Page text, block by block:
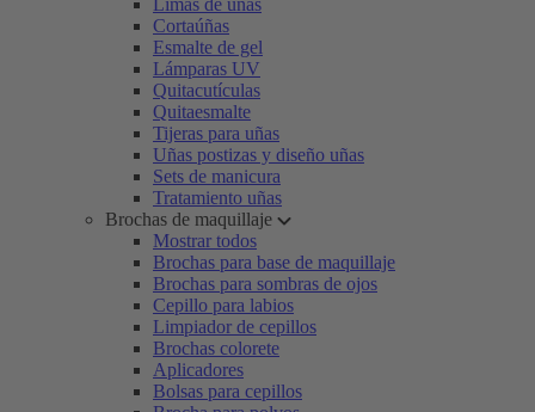
Limas de uñas
Cortaúñas
Esmalte de gel
Lámparas UV
Quitacutículas
Quitaesmalte
Tijeras para uñas
Uñas postizas y diseño uñas
Sets de manicura
Tratamiento uñas
Brochas de maquillaje
Mostrar todos
Brochas para base de maquillaje
Brochas para sombras de ojos
Cepillo para labios
Limpiador de cepillos
Brochas colorete
Aplicadores
Bolsas para cepillos